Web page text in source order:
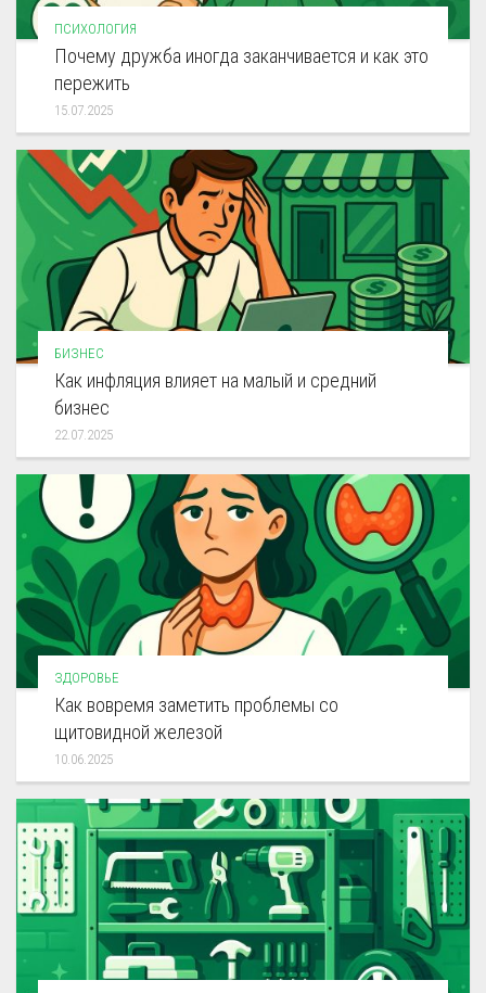
ПСИХОЛОГИЯ
Почему дружба иногда заканчивается и как это
пережить
15.07.2025
БИЗНЕС
Как инфляция влияет на малый и средний
бизнес
22.07.2025
ЗДОРОВЬЕ
Как вовремя заметить проблемы со
щитовидной железой
10.06.2025